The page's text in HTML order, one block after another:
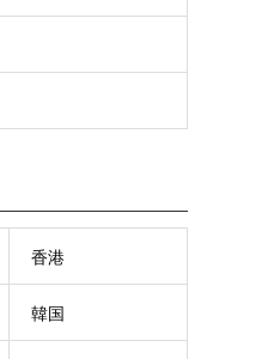
香港
韓国